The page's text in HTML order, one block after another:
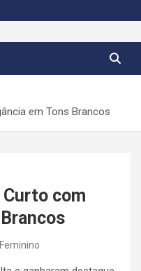
Curto
femininos 2026
em Tons Brancos
com